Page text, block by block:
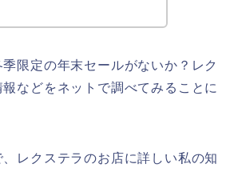
限定の年末セールがないか？レク
などをネットで調べてみることに
レクステラのお店に詳しい私の知